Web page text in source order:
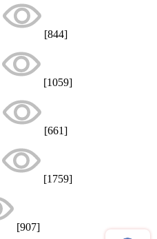
[844]
[1059]
[661]
[1759]
[907]